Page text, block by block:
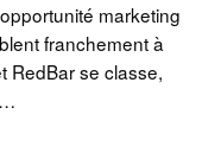
marketing
franchement à
RedBar se classe,